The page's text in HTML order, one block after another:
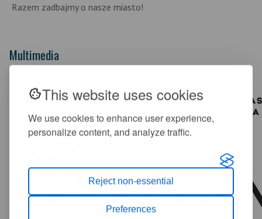
This website uses cookies
We use cookies to enhance user experience,
personalize content, and analyze traffic.
Reject non-essential
Preferences
Razem zadbajmy o nasze miasto!
Multimedia